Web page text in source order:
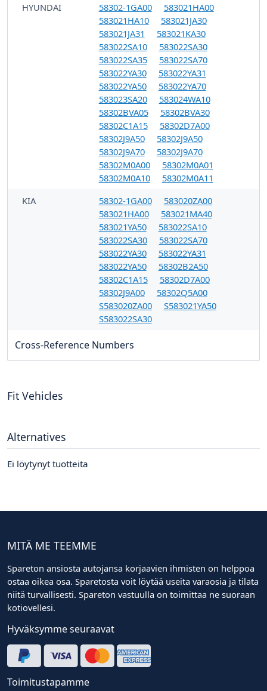
HYUNDAI
58302-1GA00
583021HA00
583021HA10
583021JA30
583021JA31
583021KA30
583022SA10
583022SA30
583022SA35
583022SA70
583022YA30
583022YA31
583022YA50
583022YA70
583023SA20
583024WA10
58302BVA05
58302BVA30
58302C1A15
58302D7A00
58302J9A50
58302J9A50
58302J9A70
58302J9A70
58302M0A00
58302M0A01
58302M0A10
58302M0A11
KIA
58302-1GA00
583020ZA00
583021HA00
583021MA40
583021YA50
583022SA10
583022SA30
583022SA70
583022YA30
583022YA31
583022YA50
58302B2A50
58302C1A15
58302D7A00
58302J9A00
58302Q5A00
S583020ZA00
S583021YA50
S583022SA30
Cross-Reference Numbers
Fit Vehicles
Alternatives
Ei löytynyt tuotteita
MITÄ ME TEEMME
Spareton ansiosta autojansa korjaavien ihmisten on helppoa
ostaa oikea osa. Sparetosta voit löytää useita varaosia ja tilata
niitä turvallisesti. Spareton vastuulla on toimittaa ne suoraan
kotiovellesi.
Hyväksymme seuraavat
Toimitustapamme